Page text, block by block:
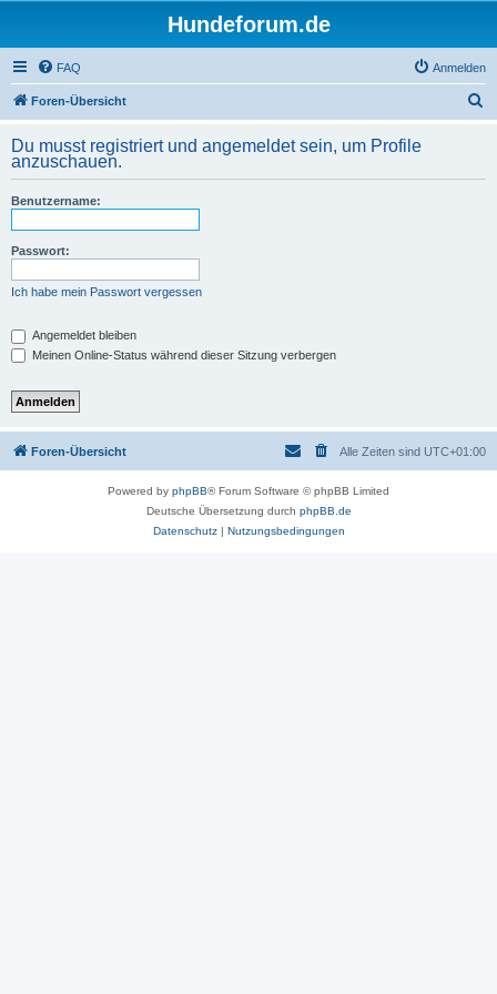
Hundeforum.de
FAQ Anmelden
Foren-Übersicht
h
Du musst registriert und angemeldet sein, um Profile
anzuschauen.
Benutzername:
Passwort:
Ich habe mein Passwort vergessen
Angemeldet bleiben
Meinen Online-Status während dieser Sitzung verbergen
Foren-Übersicht Alle Zeiten sind UTC+01:00
Powered by phpBB® Forum Software © phpBB Limited
Deutsche Übersetzung durch phpBB.de
Datenschutz| Nutzungsbedingungen